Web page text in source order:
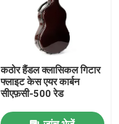
कठोर हैंडल क्लासिकल गिटार
फ्लाइट केस एयर कार्बन
सीएफ़सी-500 रेड